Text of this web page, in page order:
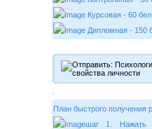
Курсовая - 60
Дипломная - 150
План быстрого получения
шаг 1. Нажать